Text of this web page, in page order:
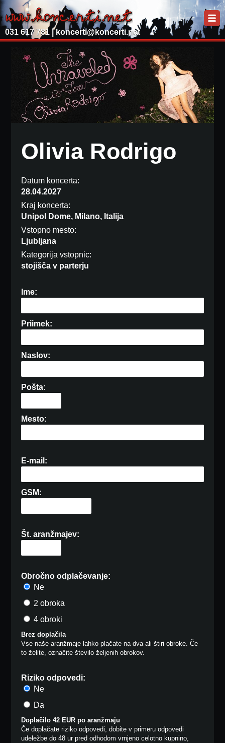
031 617 781 | koncerti@koncerti.net
Olivia Rodrigo
Datum koncerta:
28.04.2027
Kraj koncerta:
Unipol Dome, Milano, Italija
Vstopno mesto:
Ljubljana
Kategorija vstopnic:
stojišča v parterju
Ime:
Priimek:
Naslov:
Pošta:
Mesto:
E-mail:
GSM:
Št. aranžmajev:
Obročno odplačevanje:
Ne
2 obroka
4 obroki
Brez doplačila
Vse naše aranžmaje lahko plačate na dva ali štiri obroke. Če
to želite, označite število željenih obrokov.
Riziko odpovedi:
Ne
Da
Doplačilo 42 EUR po aranžmaju
Če doplačate riziko odpovedi, dobite v primeru odpovedi
udeležbe do 48 ur pred odhodom vrnjeno celotno kupnino,